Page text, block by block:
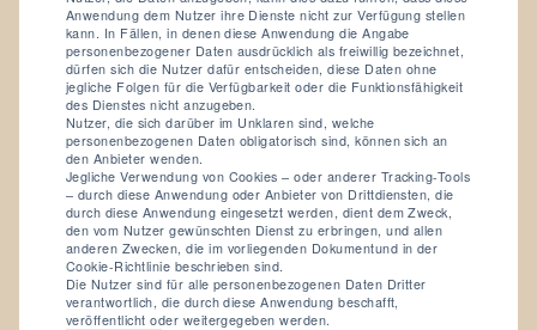
Anwendung dem Nutzer ihre Dienste nicht zur Verfügung stellen
kann. In Fällen, in denen diese Anwendung die Angabe
personenbezogener Daten ausdrücklich als freiwillig bezeichnet,
dürfen sich die Nutzer dafür entscheiden, diese Daten ohne
jegliche Folgen für die Verfügbarkeit oder die Funktionsfähigkeit
des Dienstes nicht anzugeben.
Nutzer, die sich darüber im Unklaren sind, welche
personenbezogenen Daten obligatorisch sind, können sich an
den Anbieter wenden.
Jegliche Verwendung von Cookies – oder anderer Tracking-Tools
– durch diese Anwendung oder Anbieter von Drittdiensten, die
durch diese Anwendung eingesetzt werden, dient dem Zweck,
den vom Nutzer gewünschten Dienst zu erbringen, und allen
anderen Zwecken, die im vorliegenden Dokumentund in der
Cookie-Richtlinie beschrieben sind.
Die Nutzer sind für alle personenbezogenen Daten Dritter
verantwortlich, die durch diese Anwendung beschafft,
veröffentlicht oder weitergegeben werden.